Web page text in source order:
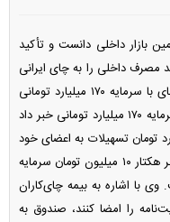
بازار داخلی دانست و تأکید
داخلی را به چای ایرانی
اختصاص دهیم. *تشکیل صندوق تخصصی چای با سرمایه ۱۷۰ میلیارد تومانی
جهانساز از تشکیل صندوق تخصصی چای با سرمایه ۱۷۰ میلیارد تومانی خبر داد
صندوق سال گذشته ۲۸۰ میلیارد تومان تسهیلات به اعضای خود
پرداخت کرده است، همچنین امسال به ازای هر هکتار ۱۰ میلیون تومان سرمایه
با اشاره به بیمه چای‌کاران
را امضا کنند، صندوق به